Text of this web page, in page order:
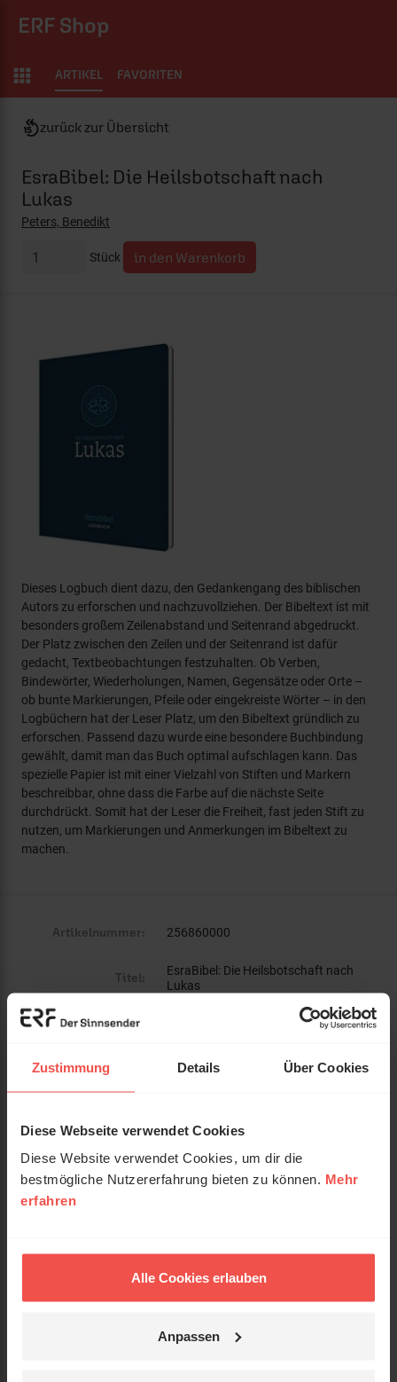
Zustimmung Details Über Cookies
Diese Webseite verwendet Cookies
Diese Website verwendet Cookies, um dir die
bestmögliche Nutzererfahrung bieten zu können. Mehr
erfahren
Alle Cookies erlauben
Anpassen
ERF Shop
ARTIKEL FAVORITEN
zurück zur Übersicht
Stück
EsraBibel: Die Heilsbotschaft nach
Lukas
Peters, Benedikt
Dieses Logbuch dient dazu, den Gedankengang des biblischen
Autors zu erforschen und nachzuvollziehen. Der Bibeltext ist mit
besonders großem Zeilenabstand und Seitenrand abgedruckt.
Der Platz zwischen den Zeilen und der Seitenrand ist dafür
gedacht, Textbeobachtungen festzuhalten. Ob Verben,
Bindewörter, Wiederholungen, Namen, Gegensätze oder Orte –
ob bunte Markierungen, Pfeile oder eingekreiste Wörter – in den
Logbüchern hat der Leser Platz, um den Bibeltext gründlich zu
erforschen. Passend dazu wurde eine besondere Buchbindung
gewählt, damit man das Buch optimal aufschlagen kann. Das
spezielle Papier ist mit einer Vielzahl von Stiften und Markern
beschreibbar, ohne dass die Farbe auf die nächste Seite
durchdrückt. Somit hat der Leser die Freiheit, fast jeden Stift zu
nutzen, um Markierungen und Anmerkungen im Bibeltext zu
machen.
Artikelnummer: 256860000
Titel:
EsraBibel: Die Heilsbotschaft nach
Lukas
Autor:
Verlag:
CLV - Christliche Literatur-Verbreitung
e.V.
EAN: 9783866998605
Reihe: EsraBibel Logbuch
Paperback